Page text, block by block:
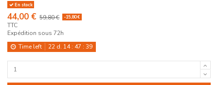
En stock
44,00 € 59,80 € -15,80 €
TTC
Expédition sous 72h
Time left
22 d. 14: 47 :39